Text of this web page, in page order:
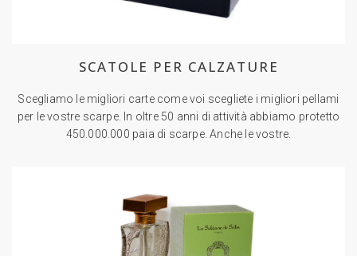
SCATOLE PER CALZATURE
Scegliamo le migliori carte come voi scegliete i migliori pellami
per le vostre scarpe. In oltre 50 anni di attività abbiamo protetto
450.000.000 paia di scarpe. Anche le vostre.